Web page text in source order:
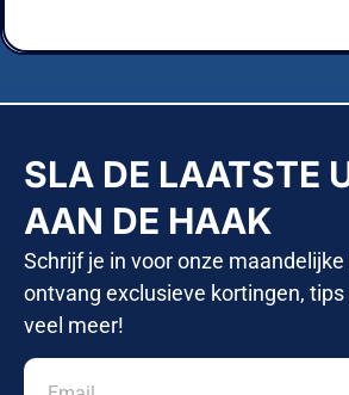
SLA DE LAATSTE
AAN DE HAAK
Schrijf je in voor onze
ontvang exclusieve kortingen,
veel meer!